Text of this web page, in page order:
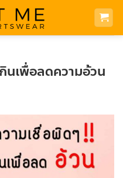
นเพื่อลดความอ้วน